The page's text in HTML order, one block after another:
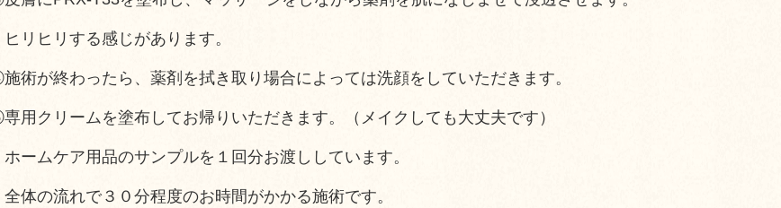
リヒリする感じがあります。
術が終わったら、薬剤を拭き取り場合によっては洗顔をしていただきます。
用クリームを塗布してお帰りいただきます。（メイクしても大丈夫です）
ームケア用品のサンプルを１回分お渡ししています。
体の流れで３０分程度のお時間がかかる施術です。